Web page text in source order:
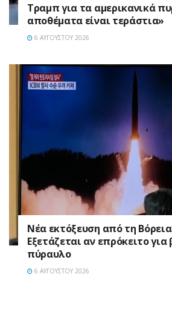
Τραμπ για τα αμερικανικά
αποθέματα είναι τεράστια»
6 ΑΥΓΟΎΣΤΟΥ 2026
Νέα εκτόξευση από τη
Εξετάζεται αν επρόκειτο
πύραυλο
6 ΑΥΓΟΎΣΤΟΥ 2026